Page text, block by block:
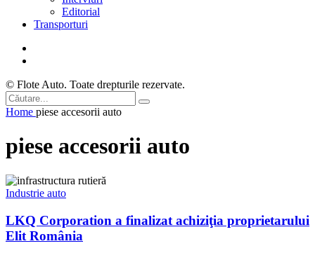
Editorial
Transporturi
© Flote Auto. Toate drepturile rezervate.
Home piese accesorii auto
piese accesorii auto
Industrie auto
LKQ Corporation a finalizat achiziţia proprietarului
Elit România